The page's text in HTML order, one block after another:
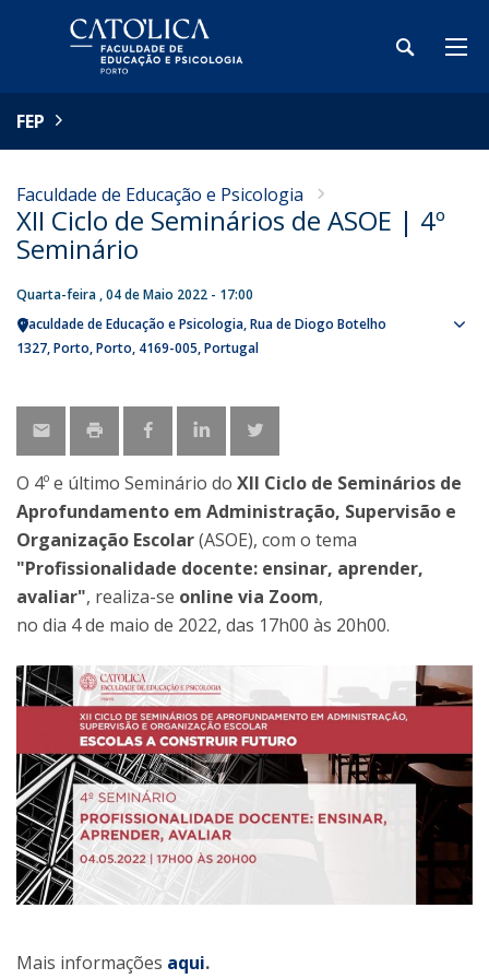
FEP
Faculdade de Educação e Psicologia
XII Ciclo de Seminários de ASOE | 4º
Seminário
Quarta-feira , 04 de Maio 2022 - 17:00
Faculdade de Educação e Psicologia Rua de Diogo Botelho
1327 Porto Porto 4169-005 Portugal
O 4º e último Seminário do XII Ciclo de Seminários de
Aprofundamento em Administração, Supervisão e
Organização Escolar(ASOE), com o tema
"Profissionalidade docente: ensinar, aprender,
avaliar", realiza-se online via Zoom,
no dia 4 de maio de 2022, das 17h00 às 20h00.
Mais informações aqui.